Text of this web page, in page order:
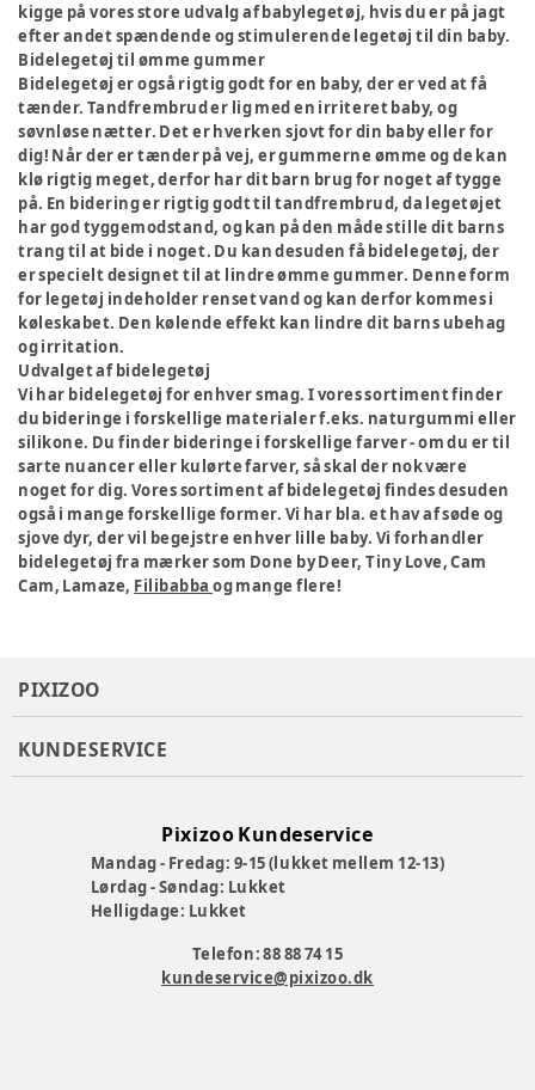
kigge på vores store udvalg af babylegetøj, hvis du er på jagt
efter andet spændende og stimulerende legetøj til din baby.
Bidelegetøj til ømme gummer
Bidelegetøj er også rigtig godt for en baby, der er ved at få
tænder. Tandfrembrud er lig med en irriteret baby, og
søvnløse nætter. Det er hverken sjovt for din baby eller for
dig! Når der er tænder på vej, er gummerne ømme og de kan
klø rigtig meget, derfor har dit barn brug for noget af tygge
på. En bidering er rigtig godt til tandfrembrud, da legetøjet
har god tyggemodstand, og kan på den måde stille dit barns
trang til at bide i noget. Du kan desuden få bidelegetøj, der
er specielt designet til at lindre ømme gummer. Denne form
for legetøj indeholder renset vand og kan derfor kommes i
køleskabet. Den kølende effekt kan lindre dit barns ubehag
og irritation.
Udvalget af bidelegetøj
Vi har bidelegetøj for enhver smag. I vores sortiment finder
du bideringe i forskellige materialer f.eks. naturgummi eller
silikone. Du finder bideringe i forskellige farver - om du er til
sarte nuancer eller kulørte farver, så skal der nok være
noget for dig. Vores sortiment af bidelegetøj findes desuden
også i mange forskellige former. Vi har bla. et hav af søde og
sjove dyr, der vil begejstre enhver lille baby. Vi forhandler
bidelegetøj fra mærker som Done by Deer, Tiny Love, Cam
Cam, Lamaze, Filibabbaog mange flere!
PIXIZOO
KUNDESERVICE
Pixizoo Kundeservice
Mandag - Fredag: 9-15 (lukket mellem 12-13)
Lørdag - Søndag: Lukket
Helligdage: Lukket
Telefon: 88 88 74 15
kundeservice@pixizoo.dk